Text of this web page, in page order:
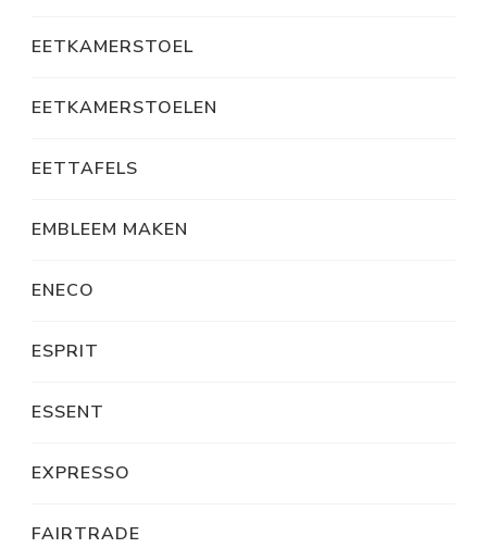
EETKAMERSTOEL
EETKAMERSTOELEN
EETTAFELS
EMBLEEM MAKEN
ENECO
ESPRIT
ESSENT
EXPRESSO
FAIRTRADE